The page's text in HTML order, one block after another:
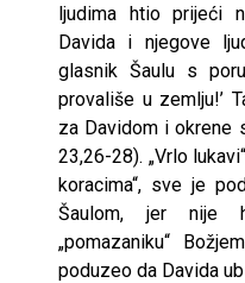
ljudima htio prijeći
Davida i njegove
glasnik Šaulu s
provališe u zemlju!’
za Davidom i okrene
23,26-28). „Vrlo
koracima“, sve je
Šaulom, jer nije
„pomazaniku“
poduzeo da Davida